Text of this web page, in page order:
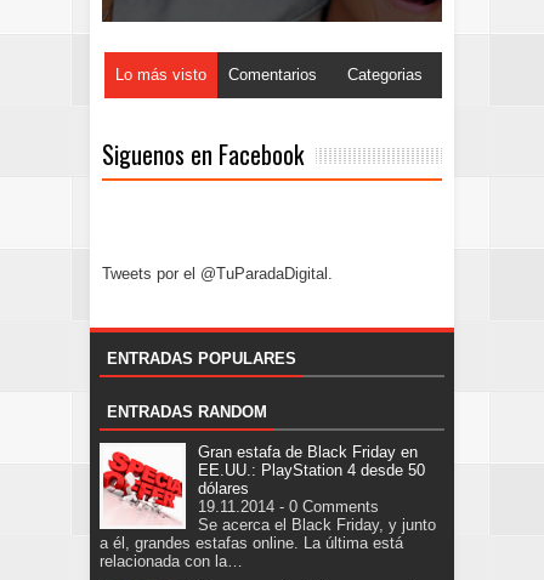
Lo más visto Comentarios Categorias
Siguenos en Facebook
Tweets por el @TuParadaDigital.
ENTRADAS POPULARES
ENTRADAS RANDOM
Gran estafa de Black Friday en
EE.UU.: PlayStation 4 desde 50
dólares
19.11.2014 - 0 Comments
Se acerca el Black Friday, y junto
a él, grandes estafas online. La última está
relacionada con la…